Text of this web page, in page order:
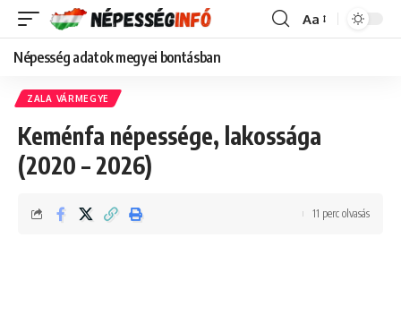
Font
Aa
Népesség adatok megyei bontásban
ZALA VÁRMEGYE
Keménfa népessége, lakossága
(2020 – 2026)
11 perc olvasás